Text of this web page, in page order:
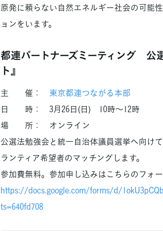
原発に頼らない自然エネルギー社会の可能
ョンをいます。
都連パートナーズミーティング 公
ト』
主 催： 東京都連つながる本部
日 時： 3月26日(日) 10時～12時
場 所： オンライン
公選法勉強会と統一自治体議員選挙へ向け
ランティア希望者のマッチングします。
参加費無料。参加申し込みはこちらのフォ
https://docs.google.com/forms/d/
ts=640fd708